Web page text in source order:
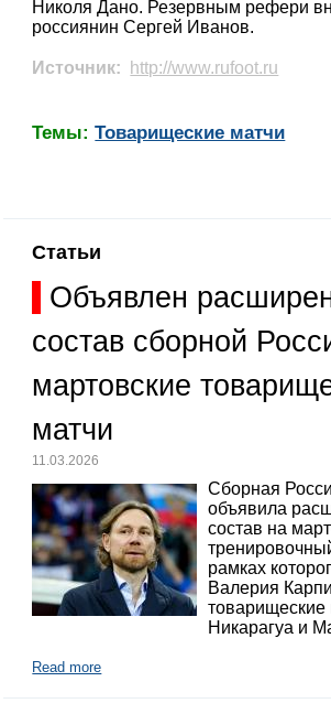
Николя Дано. Резервным рефери
россиянин Сергей Иванов.
Источник: http://www.rufoot.ru
Темы:Товарищеские матчи
Статьи
Объявлен
состав сборной
мартовские
матчи
11.03.2026
Сборная
объявила
состав на
рамках
Валерия
товарищеские
Никарагуа и
Read more